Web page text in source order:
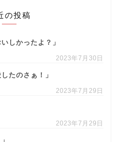
の投稿
しかったよ？」
2023年7月30日
たのさぁ！」
2023年7月29日
2023年7月29日